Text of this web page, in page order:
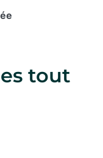
tout